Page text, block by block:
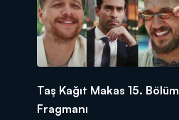
Taş Kağıt Makas 15. Bölüm
Fragmanı